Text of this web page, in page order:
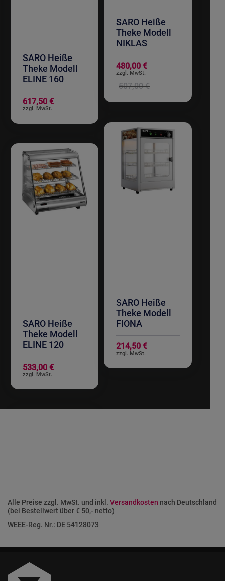
SARO Heiße
Theke Modell
ELINE 160
617,50 €
SARO Heiße
Theke Modell
ELINE 120
533,00 €
SARO Heiße
Theke Modell
NIKLAS
480,00 €
507,00 €
SARO Heiße
Theke Modell
FIONA
214,50 €
Alle Preise zzgl. MwSt. und inkl. Versandkosten nach Deutschland
(bei Bestellwert über € 50,- netto)
WEEE-Reg. Nr.: DE 54128073